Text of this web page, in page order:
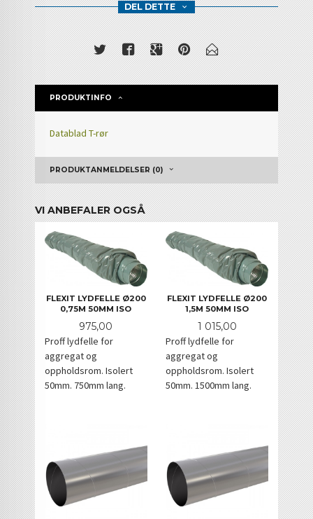
DEL DETTE
PRODUKTINFO
Datablad T-rør
PRODUKTANMELDELSER (0)
VI ANBEFALER OGSÅ
FLEXIT LYDFELLE Ø200
0,75M 50MM ISO
Pris
975,00
Proff lydfelle for
aggregat og
oppholdsrom. Isolert
50mm. 750mm lang.
FLEXIT LYDFELLE Ø200
1,5M 50MM ISO
Pris
1 015,00
Proff lydfelle for
aggregat og
oppholdsrom. Isolert
50mm. 1500mm lang.